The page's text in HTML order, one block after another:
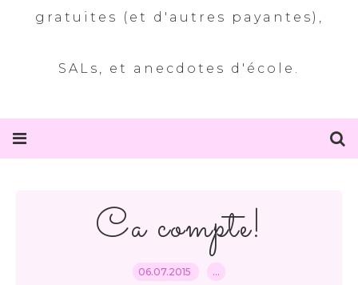
gratuites (et d'autres payantes),
SALs, et anecdotes d'école.
Ca compte!
06.07.2015 …